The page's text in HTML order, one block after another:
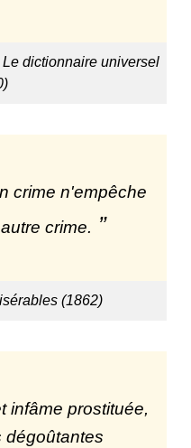
Le dictionnaire universel
crime n'empêche
crime.
(1862)
infâme prostituée,
dégoûtantes